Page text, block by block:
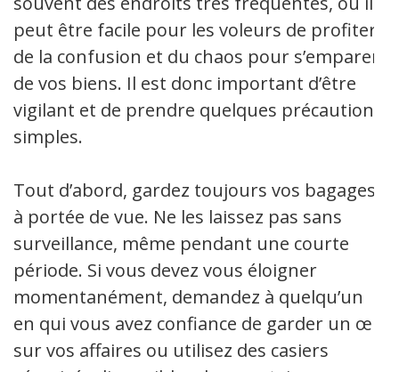
peut être facile pour les voleurs de profiter
de la confusion et du chaos pour s’emparer
de vos biens. Il est donc important d’être
vigilant et de prendre quelques précautions
simples.
Tout d’abord, gardez toujours vos bagages
à portée de vue. Ne les laissez pas sans
surveillance, même pendant une courte
période. Si vous devez vous éloigner
momentanément, demandez à quelqu’un
en qui vous avez confiance de garder un œil
sur vos affaires ou utilisez des casiers